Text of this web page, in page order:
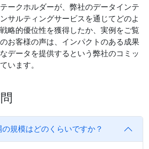
ークホルダーが、弊社のデータインテ
サルティングサービスを通じてどのよ
略的優位性を獲得したか、実例をご覧
お客様の声は、インパクトのある成果
データを提供するという弊社のコミッ
います。
規模はどのくらいですか？